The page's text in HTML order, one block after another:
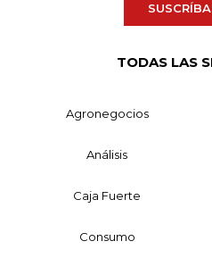
TODAS LAS
Agronegocios
Análisis
Caja Fuerte
Consumo